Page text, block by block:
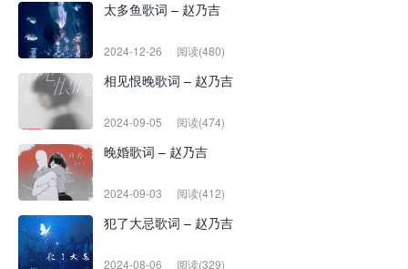
太多鱼歌词 – 赵乃吉
2024-12-26 阅读(480)
相见恨晚歌词 – 赵乃吉
2024-09-05 阅读(474)
晚婚歌词 – 赵乃吉
2024-09-03 阅读(412)
犯了大忌歌词 – 赵乃吉
2024-08-06 阅读(329)